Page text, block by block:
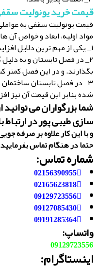
قیمت خرید یونولیت
قیمت یونولیت سقفی به
مواد اولیه، ابعاد و خواص آن
۱_ یکی از مهم ترین دلایل افزایش قیمت یونولیت افزایش قیمت مواد اولیه است.
۲_ در فصل تابستان و به
بگذارند. و در این فصل کمتر
۳_ در فصل تابستان
شده بنابر این قیمت آن نیز
شما بزرگواران می
سازی طیبی پور در ارتباط
و با این کار علاوه بر صرفه
حتما در هنگام تماس
شماره تماس:
02156390955
02165623818
09129723556
09127085430
09191285364
واتساپ:
09129723556
اینستاگرام: